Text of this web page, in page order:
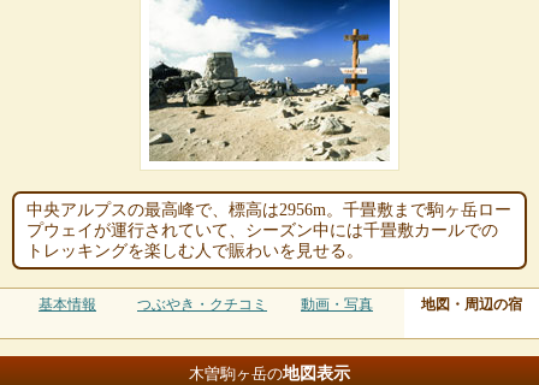
中央アルプスの最高峰で、標高は2956m。千畳敷まで駒ヶ岳ロー
プウェイが運行されていて、シーズン中には千畳敷カールでの
トレッキングを楽しむ人で賑わいを見せる。
基本情報 つぶやき・クチコミ 動画・写真 地図・周辺の宿
木曽駒ヶ岳の地図表示